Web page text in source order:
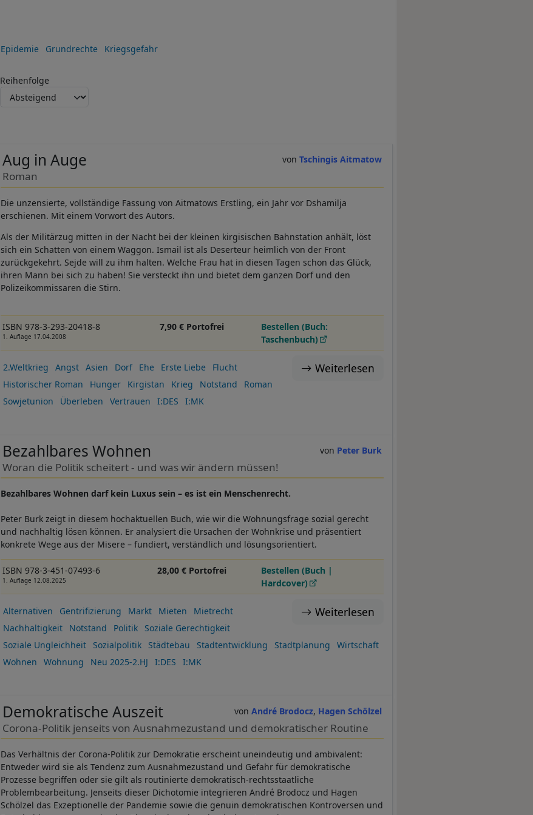
Epidemie Grundrechte Kriegsgefahr
Reihenfolge
Tschingis Aitmatow
Aug in Auge
Roman
Die unzensierte, vollständige Fassung von Aitmatows Erstling, ein Jahr vor Dshamilja
erschienen. Mit einem Vorwort des Autors.
Als der Militärzug mitten in der Nacht bei der kleinen kirgisischen Bahnstation anhält, löst
sich ein Schatten von einem Waggon. Ismail ist als Deserteur heimlich von der Front
zurückgekehrt. Sejde will zu ihm halten. Welche Frau hat in diesen Tagen schon das Glück,
ihren Mann bei sich zu haben! Sie versteckt ihn und bietet dem ganzen Dorf und den
Polizeikommissaren die Stirn.
ISBN 978-3-293-20418-8
1. Auflage 17.04.2008
7,90 € Portofrei
Bestellen (Buch:
Taschenbuch)
Weiterlesen
2.Weltkrieg Angst Asien Dorf Ehe Erste Liebe
Flucht
Historischer Roman
Hunger Kirgistan Krieg Notstand
Roman
Sowjetunion
Überleben Vertrauen I:DES I:MK
Peter Burk
Bezahlbares Wohnen
Woran die Politik scheitert - und was wir ändern müssen!
Bezahlbares Wohnen darf kein Luxus sein – es ist ein Menschenrecht.
Peter Burk zeigt in diesem hochaktuellen Buch, wie wir die Wohnungsfrage sozial gerecht
und nachhaltig lösen können. Er analysiert die Ursachen der Wohnkrise und präsentiert
konkrete Wege aus der Misere – fundiert, verständlich und lösungsorientiert.
ISBN 978-3-451-07493-6
1. Auflage 12.08.2025
28,00 € Portofrei
Bestellen (Buch |
Hardcover)
Weiterlesen
Alternativen Gentrifizierung Markt Mieten
Mietrecht
Nachhaltigkeit
Notstand Politik
Soziale Gerechtigkeit
Soziale Ungleichheit
Sozialpolitik Städtebau Stadtentwicklung Stadtplanung
Wirtschaft
Wohnen
Wohnung Neu 2025-2.HJ I:DES I:MK
André Brodocz Hagen Schölzel
Demokratische Auszeit
Corona-Politik jenseits von Ausnahmezustand und demokratischer Routine
Das Verhältnis der Corona-Politik zur Demokratie erscheint uneindeutig und ambivalent:
Entweder wird sie als Tendenz zum Ausnahmezustand und Gefahr für demokratische
Prozesse begriffen oder sie gilt als routinierte demokratisch-rechtsstaatliche
Problembearbeitung. Jenseits dieser Dichotomie integrieren André Brodocz und Hagen
Schölzel das Exzeptionelle der Pandemie sowie die genuin demokratischen Kontroversen und